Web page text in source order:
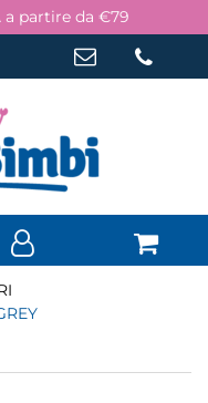
a partire da €79